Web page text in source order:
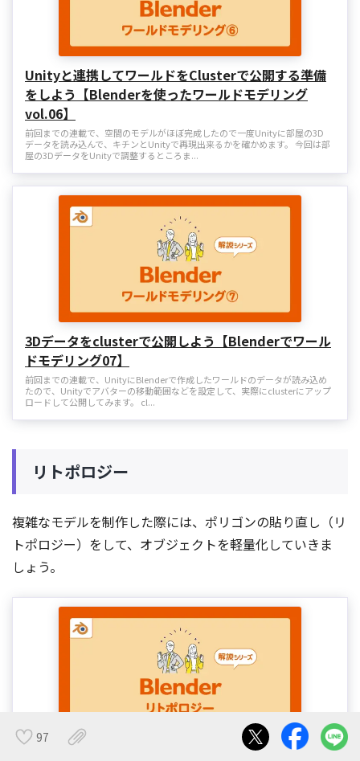
97
Unityと連携してワールドをClusterで公開する準備
をしよう【Blenderを使ったワールドモデリング
vol.06】
前回までの連載で、空間のモデルがほぼ完成したので一度Unityに部屋の3D
データを読み込んで、キチンとUnityで再現出来るかを確かめます。 今回は部
屋の3DデータをUnityで調整するところま...
3Dデータをclusterで公開しよう【Blenderでワール
ドモデリング07】
前回までの連載で、UnityにBlenderで作成したワールドのデータが読み込め
たので、Unityでアバターの移動範囲などを設定して、実際にclusterにアップ
ロードして公開してみます。 cl...
リトポロジー
複雑なモデルを制作した際には、ポリゴンの貼り直し（リ
トポロジー）をして、オブジェクトを軽量化していきま
しょう。
【Blender】リトポロジーとは？基本的な考え方と操